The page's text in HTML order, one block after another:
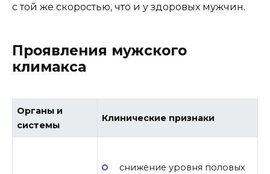
с той же скоростью, что и у здоровых мужчин.
Проявления мужского
климакса
Органы и
системы
Клинические признаки
снижение уровня половых